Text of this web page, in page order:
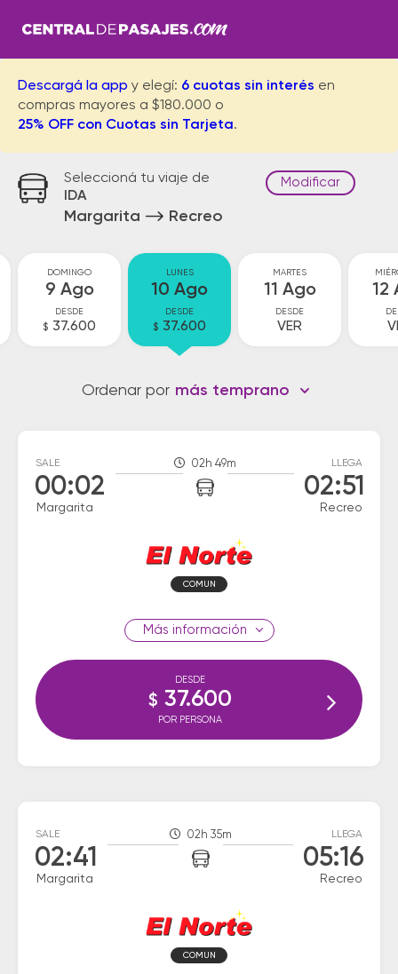
Descargá la app y elegí: 6 cuotas sin interés en
compras mayores a $180.000 o
25% OFF con Cuotas sin Tarjeta.
Seleccioná tu viaje de
IDA
Margarita Recreo
Modificar
DOMINGO
9 Ago
DESDE
$ 37.600
LUNES
10 Ago
DESDE
$ 37.600
MARTES
11 Ago
DESDE
VER
12
Ordenar por más temprano
SALE
00:02
Margarita
02h 49m LLEGA
02:51
Recreo
COMUN
información
DESDE
$ 37.600
POR PERSONA
SALE
02:41
Margarita
02h 35m LLEGA
05:16
Recreo
COMUN